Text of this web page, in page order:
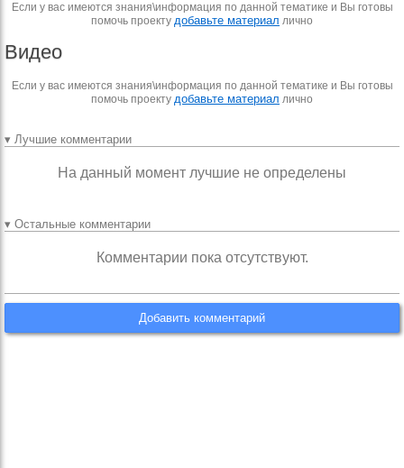
Если у вас имеются знания\информация по данной тематике и Вы готовы
помочь проекту добавьте материал лично
Видео
Если у вас имеются знания\информация по данной тематике и Вы готовы
помочь проекту добавьте материал лично
▾ Лучшие комментарии
На данный момент лучшие не определены
▾ Остальные комментарии
Комментарии пока отсутствуют.
Добавить комментарий